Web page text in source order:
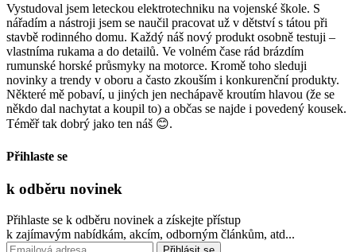
Vystudoval jsem leteckou elektrotechniku ​​na vojenské škole. S
nářadím a nástroji jsem se naučil pracovat už v dětství s tátou při
stavbě rodinného domu. Každý náš nový produkt osobně testuji –
vlastníma rukama a do detailů. Ve volném čase rád brázdím
rumunské horské průsmyky na motorce. Kromě toho sleduji
novinky a trendy v oboru a často zkouším i konkurenční produkty.
Některé mě pobaví, u jiných jen nechápavě kroutím hlavou (že se
někdo dal nachytat a koupil to) a občas se najde i povedený kousek.
Téměř tak dobrý jako ten náš 😊.
Přihlaste se
k odběru novinek
Přihlaste se k odběru novinek a získejte přístup
k zajímavým nabídkám, akcím, odborným článkům, atd...